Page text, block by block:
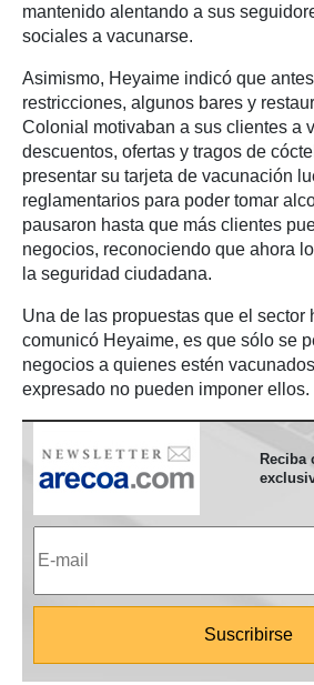
mantenido alentando a sus
sociales a vacunarse.
Asimismo, Heyaime indicó que
restricciones, algunos bares y
Colonial motivaban a sus clientes a
descuentos, ofertas y tragos de
presentar su tarjeta de vacunación
reglamentarios para poder tomar
pausaron hasta que más clientes
negocios, reconociendo que ahora
la seguridad ciudadana.
Una de las propuestas que el sector
comunicó Heyaime, es que sólo se
negocios a quienes estén
expresado no pueden imponer ellos.
Reciba